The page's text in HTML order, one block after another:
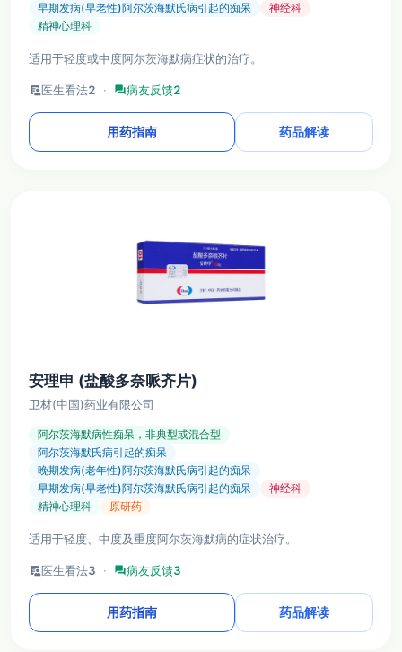
早期发病(早老性)阿尔茨海默氏病引起的痴呆
神经科
精神心理科
适用于轻度或中度阿尔茨海默病症状的治疗。
clinical_notes医生看法2 · forum病友反馈2
用药指南 药品解读
安理申 (盐酸多奈哌齐片)
卫材(中国)药业有限公司
阿尔茨海默病性痴呆，非典型或混合型
阿尔茨海默氏病引起的痴呆
晚期发病(老年性)阿尔茨海默氏病引起的痴呆
早期发病(早老性)阿尔茨海默氏病引起的痴呆
神经科
精神心理科
原研药
适用于轻度、中度及重度阿尔茨海默病的症状治疗。
clinical_notes医生看法3 · forum病友反馈3
用药指南 药品解读